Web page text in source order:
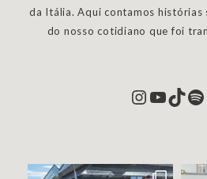
da Itália. Aqui contamos histórias
do nosso cotidiano que foi